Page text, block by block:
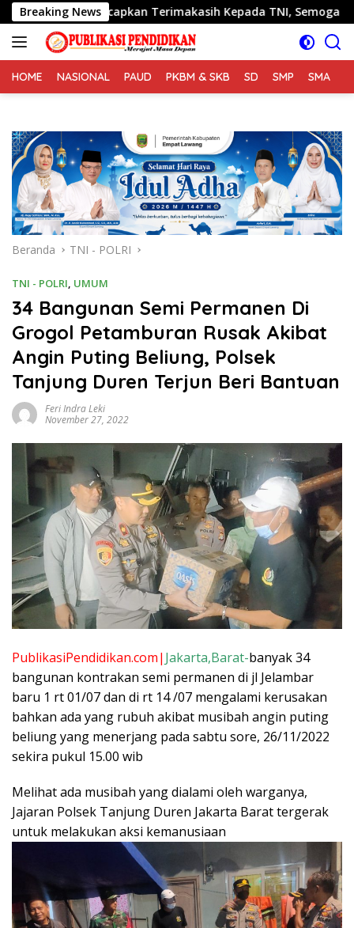
Langsung
ke
konten
Breaking News
Terimakasih Kepada TNI, Semoga Kedepannya TNI
HOME NASIONAL PAUD PKBM & SKB SD SMP SMA
Beranda TNI - POLRI
TNI - POLRI, UMUM
34 Bangunan Semi Permanen Di
Grogol Petamburan Rusak Akibat
Angin Puting Beliung, Polsek
Tanjung Duren Terjun Beri Bantuan
Feri Indra Leki
November 27, 2022
PublikasiPendidikan.com| Jakarta,Barat-banyak 34
bangunan kontrakan semi permanen di jl Jelambar
baru 1 rt 01/07 dan di rt 14 /07 mengalami kerusakan
bahkan ada yang rubuh akibat musibah angin puting
beliung yang menerjang pada sabtu sore, 26/11/2022
sekira pukul 15.00 wib
Melihat ada musibah yang dialami oleh warganya,
Jajaran Polsek Tanjung Duren Jakarta Barat tergerak
untuk melakukan aksi kemanusiaan